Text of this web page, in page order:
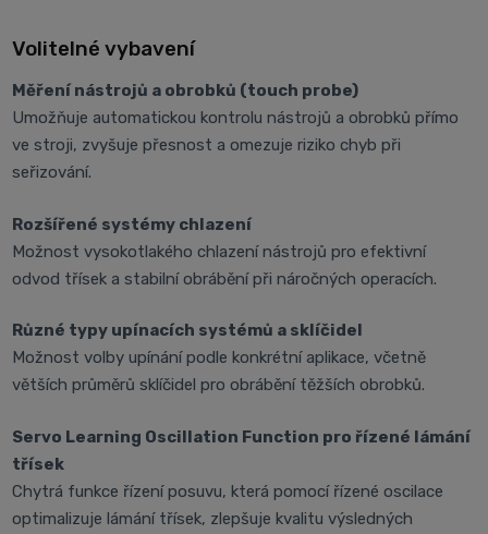
Volitelné vybavení
Měření nástrojů a obrobků (touch probe)
Umožňuje automatickou kontrolu nástrojů a obrobků přímo
ve stroji, zvyšuje přesnost a omezuje riziko chyb při
seřizování.
Rozšířené systémy chlazení
Možnost vysokotlakého chlazení nástrojů pro efektivní
odvod třísek a stabilní obrábění při náročných operacích.
Různé typy upínacích systémů a sklíčidel
Možnost volby upínání podle konkrétní aplikace, včetně
větších průměrů sklíčidel pro obrábění těžších obrobků.
Servo Learning Oscillation Function pro řízené lámání
třísek
Chytrá funkce řízení posuvu, která pomocí řízené oscilace
optimalizuje lámání třísek, zlepšuje kvalitu výsledných